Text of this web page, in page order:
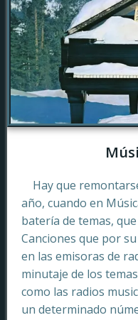
Hay que
año, cuando en
batería de temas,
Canciones que por
en las emisoras de
minutaje de los
como las radios
un determinado